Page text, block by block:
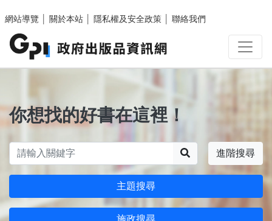
網站導覽
關於本站 隱私權及安全政策 聯絡我們
你想找的好書在這裡！
進階搜尋
主題搜尋
施政搜尋